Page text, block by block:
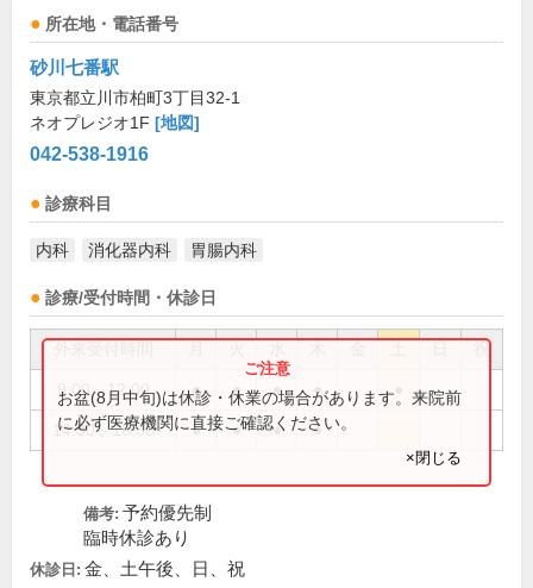
所在地・電話番号
砂川七番駅
東京都立川市柏町3丁目32-1
ネオプレジオ1F [地図]
042-538-1916
診療科目
内科 消化器内科 胃腸内科
診療/受付時間・休診日
祝
9:00～12:00 ● ● ● ●
14:30～18:30 ● ● ● ●
お盆(8月中旬)は休診・休業の場合があります。来院前
に必ず医療機関に直接ご確認ください。
×閉じる
備考: 予約優先制
臨時休診あり
休診日: 金、土午後、日、祝